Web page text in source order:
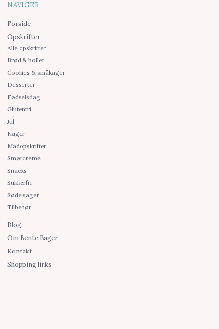
NAVIGER
Forside
Opskrifter
Alle opskrifter
Brød & boller
Cookies & småkager
Desserter
Fødselsdag
Glutenfri
Jul
Kager
Madopskrifter
Smørcreme
Snacks
Sukkerfri
Søde sager
Tilbehør
Blog
Om Bente Bager
Kontakt
Shopping links